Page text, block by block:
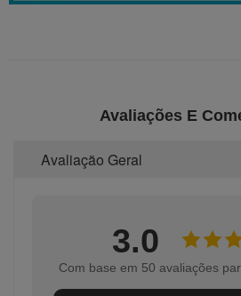
Avaliações E
Avaliação Geral
3.0
Com base em 50 avaliações